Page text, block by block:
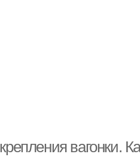
вагонки.